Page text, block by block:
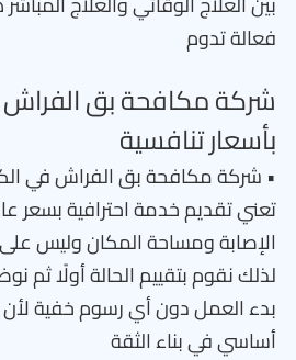
فعالة تدوم
شركة مكافحة بق
بأسعار تنافسية
• شركة مكافحة بق الفراش في
تعني تقديم خدمة احترافية بسعر
الإصابة ومساحة المكان وليس
لذلك نقوم بتقييم الحالة أولًا ثم
بدء العمل دون أي رسوم خفية
أساسي في بناء الثقة